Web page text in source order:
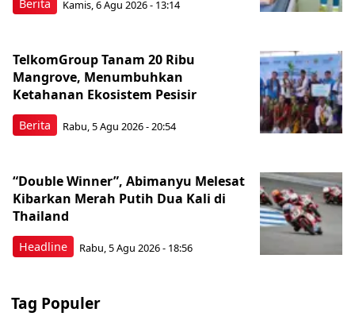
Berita Kamis, 6 Agu 2026 - 13:14
Berita
TelkomGroup Tanam 20 Ribu
Mangrove, Menumbuhkan
Ketahanan Ekosistem Pesisir
Rabu, 5 Agu 2026 - 20:54
Headline
“Double Winner”, Abimanyu Melesat
Kibarkan Merah Putih Dua Kali di
Thailand
Rabu, 5 Agu 2026 - 18:56
Tag Populer